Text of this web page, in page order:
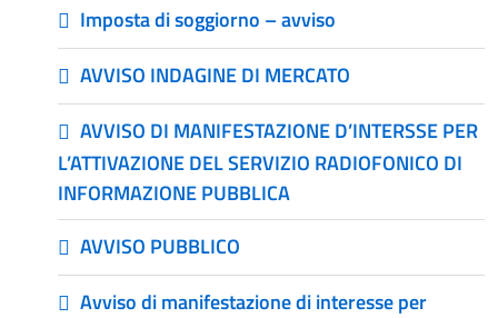
Imposta di soggiorno – avviso
AVVISO INDAGINE DI MERCATO
AVVISO DI MANIFESTAZIONE D’INTERSSE PER
L’ATTIVAZIONE DEL SERVIZIO RADIOFONICO DI
INFORMAZIONE PUBBLICA
AVVISO PUBBLICO
Avviso di manifestazione di interesse per